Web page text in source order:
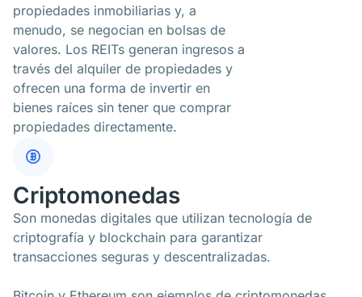
propiedades inmobiliarias y, a
menudo, se negocian en bolsas de
valores. Los REITs generan ingresos a
través del alquiler de propiedades y
ofrecen una forma de invertir en
bienes raíces sin tener que comprar
propiedades directamente.
Criptomonedas
Son monedas digitales que utilizan tecnología de
criptografía y blockchain para garantizar
transacciones seguras y descentralizadas.